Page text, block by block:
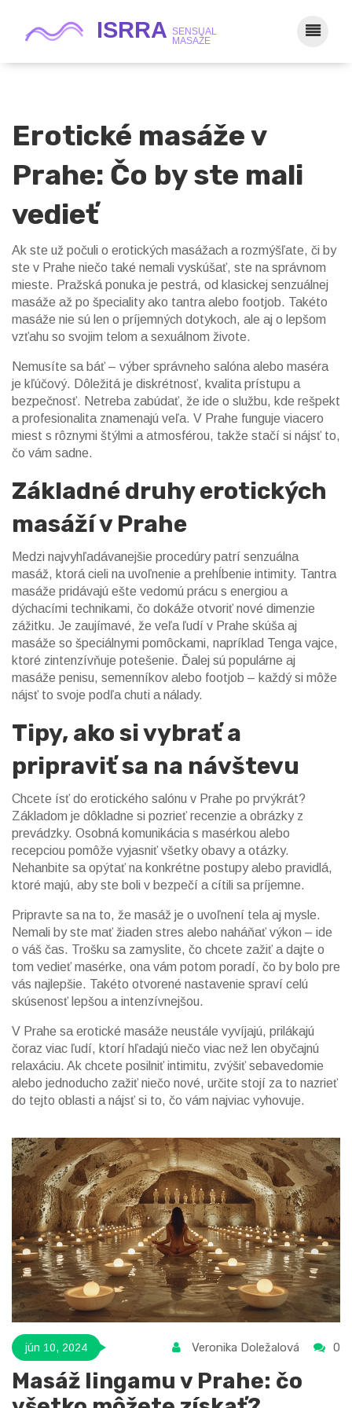
Erotické masáže v
Prahe: Čo by ste mali
vedieť
Ak ste už počuli o erotických masážach a rozmýšľate, či by
ste v Prahe niečo také nemali vyskúšať, ste na správnom
mieste. Pražská ponuka je pestrá, od klasickej senzuálnej
masáže až po špeciality ako tantra alebo footjob. Takéto
masáže nie sú len o príjemných dotykoch, ale aj o lepšom
vzťahu so svojim telom a sexuálnom živote.
Nemusíte sa báť – výber správneho salóna alebo maséra
je kľúčový. Dôležitá je diskrétnosť, kvalita prístupu a
bezpečnosť. Netreba zabúdať, že ide o službu, kde rešpekt
a profesionalita znamenajú veľa. V Prahe funguje viacero
miest s rôznymi štýlmi a atmosférou, takže stačí si nájsť to,
čo vám sadne.
Základné druhy erotických
masáží v Prahe
Medzi najvyhľadávanejšie procedúry patrí senzuálna
masáž, ktorá cieli na uvoľnenie a prehĺbenie intimity. Tantra
masáže pridávajú ešte vedomú prácu s energiou a
dýchacími technikami, čo dokáže otvoriť nové dimenzie
zážitku. Je zaujímavé, že veľa ľudí v Prahe skúša aj
masáže so špeciálnymi pomôckami, napríklad Tenga vajce,
ktoré zintenzívňuje potešenie. Ďalej sú populárne aj
masáže penisu, semenníkov alebo footjob – každý si môže
nájsť to svoje podľa chuti a nálady.
Tipy, ako si vybrať a
pripraviť sa na návštevu
Chcete ísť do erotického salónu v Prahe po prvýkrát?
Základom je dôkladne si pozrieť recenzie a obrázky z
prevádzky. Osobná komunikácia s masérkou alebo
recepciou pomôže vyjasniť všetky obavy a otázky.
Nehanbite sa opýtať na konkrétne postupy alebo pravidlá,
ktoré majú, aby ste boli v bezpečí a cítili sa príjemne.
Pripravte sa na to, že masáž je o uvoľnení tela aj mysle.
Nemali by ste mať žiaden stres alebo naháňať výkon – ide
o váš čas. Trošku sa zamyslite, čo chcete zažiť a dajte o
tom vedieť masérke, ona vám potom poradí, čo by bolo pre
vás najlepšie. Takéto otvorené nastavenie spraví celú
skúsenosť lepšou a intenzívnejšou.
V Prahe sa erotické masáže neustále vyvíjajú, prilákajú
čoraz viac ľudí, ktorí hľadajú niečo viac než len obyčajnú
relaxáciu. Ak chcete posilniť intimitu, zvýšiť sebavedomie
alebo jednoducho zažiť niečo nové, určite stojí za to nazrieť
do tejto oblasti a nájsť si to, čo vám najviac vyhovuje.
jún 10, 2024 Veronika Doležalová 0
Masáž lingamu v Prahe: čo